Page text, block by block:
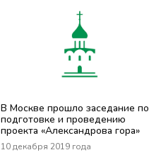
В Москве прошло заседание по
подготовке и проведению
проекта «Александрова гора»
10 декабря 2019 года